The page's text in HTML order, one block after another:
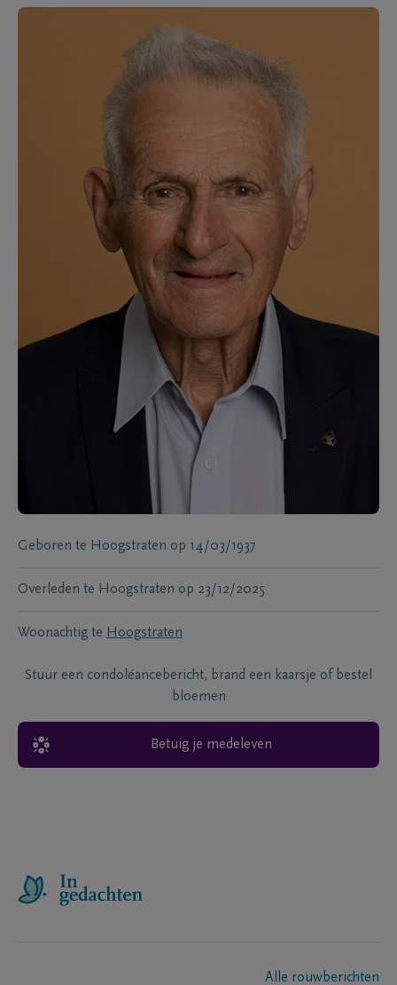
Geboren te Hoogstraten op 14/03/1937
Overleden te Hoogstraten op 23/12/2025
Woonachtig te Hoogstraten
Stuur een condoléancebericht, brand een kaarsje of bestel
bloemen
Betuig je medeleven
Alle rouwberichten